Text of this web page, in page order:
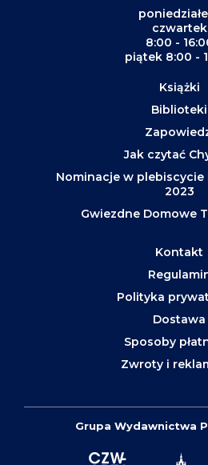
czwartek
8:00 -
piątek 8:00 -
Książki
Biblioteki
Jak czytać
Nominacje w plebiscycie
2023
Gwiezdne Domowe
Kontakt
Polityka
Dostawa
Sposoby
Zwroty i
Grupa Wydawnictwa